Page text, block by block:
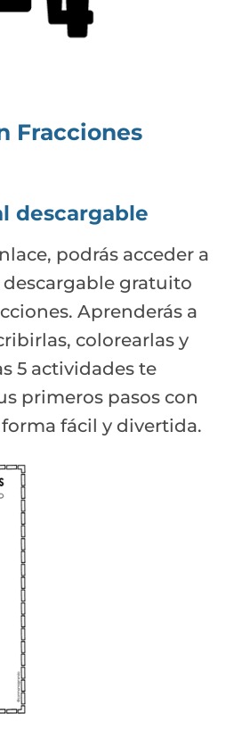
Fracciones
descargable
podrás acceder a
gratuito
Aprenderás a
colorearlas y
5 actividades te
primeros pasos con
fácil y divertida.